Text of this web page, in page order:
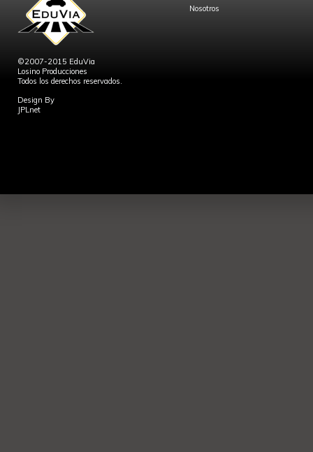
©2007-2015 EduVia
Losino Producciones
Todos los derechos reservados.
Design By
JPLnet
Nosotros